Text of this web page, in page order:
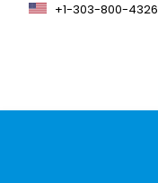
+1-303-800-4326